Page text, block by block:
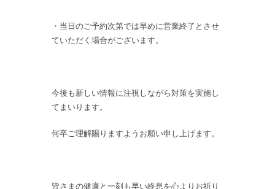
・当日のご予約次第では早めに営業終了とさせ
ていただく場合がございます。
今後も新しい情報に注視しながら対策を実施し
てまいります。
何卒ご理解賜りますようお願い申し上げます。
皆さまの健康と一刻も早い終息を心よりお祈り